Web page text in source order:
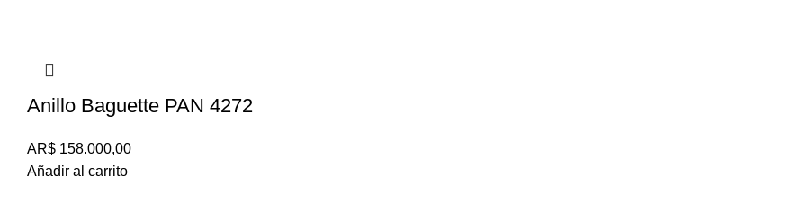
Anillo Baguette PAN 4272
AR$ 158.000,00
Añadir al carrito